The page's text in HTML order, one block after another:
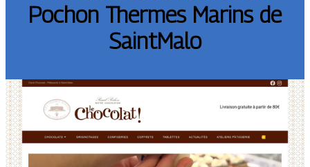
Pochon Thermes Marins de
SaintMalo